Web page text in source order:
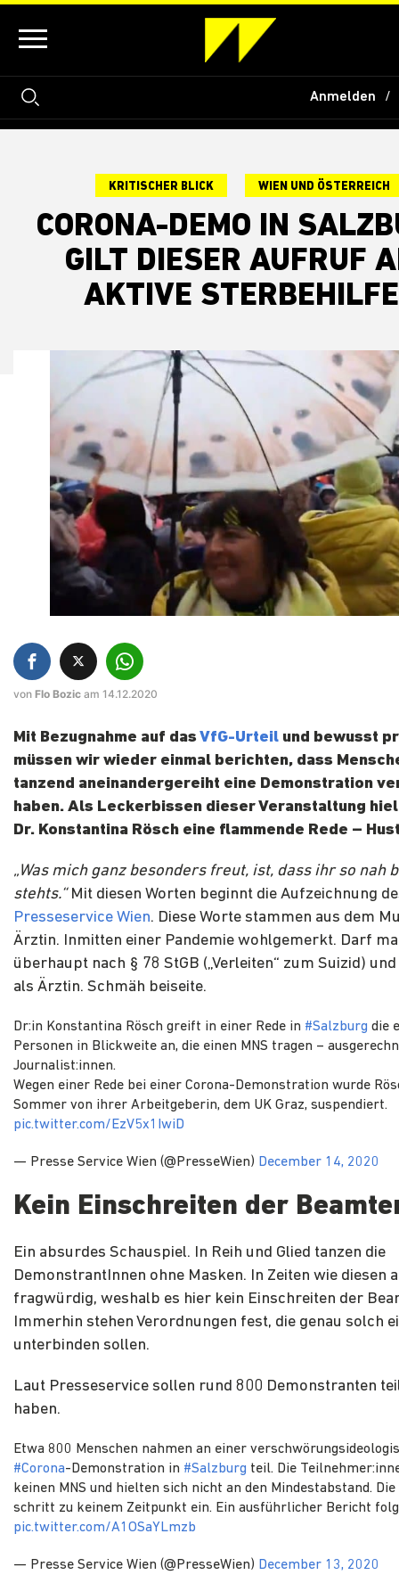
Anmelden
KRITISCHER BLICK WIEN UND ÖSTERREICH
CORONA-DEMO IN
GILT DIESER AUFRUF
AKTIVE
von Flo Bozic am 14.12.2020
Mit Bezugnahme auf dasVfG-Urteil und bewusst
müssen wir wieder einmal berichten, dass
tanzend aneinandergereiht eine Demonstration
haben. Als Leckerbissen dieser Veranstaltung
Dr. Konstantina Rösch eine flammende Rede –
„Was mich ganz besonders freut, ist, dass ihr so nah
stehts.“Mit diesen Worten beginnt die Aufzeichnung
Presseservice Wien. Diese Worte stammen aus dem
Ärztin. Inmitten einer Pandemie wohlgemerkt. Darf
überhaupt nach § 78 StGB („Verleiten“ zum Suizid)
als Ärztin. Schmäh beiseite.
Dr:in Konstantina Rösch greift in einer Rede in #Salzburg die
Personen in Blickweite an, die einen MNS tragen –
Journalist:innen.
Wegen einer Rede bei einer Corona-Demonstration wurde
Sommer von ihrer Arbeitgeberin, dem UK Graz, suspendiert.
pic.twitter.com/EzV5x1IwiD
— Presse Service Wien (@PresseWien) December 14, 2020
Kein Einschreiten der
Ein absurdes Schauspiel. In Reih und Glied tanzen die
DemonstrantInnen ohne Masken. In Zeiten wie diesen
fragwürdig, weshalb es hier kein Einschreiten der
Immerhin stehen Verordnungen fest, die genau solch
unterbinden sollen.
Laut Presseservice sollen rund 800 Demonstranten
haben.
Etwa 800 Menschen nahmen an einer
#Corona-Demonstration in #Salzburg teil. Die
keinen MNS und hielten sich nicht an den Mindestabstand.
schritt zu keinem Zeitpunkt ein. Ein ausführlicher Bericht
pic.twitter.com/A1OSaYLmzb
— Presse Service Wien (@PresseWien) December 13, 2020